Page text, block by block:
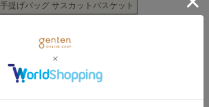
手提げバッグ サスカットバスケット